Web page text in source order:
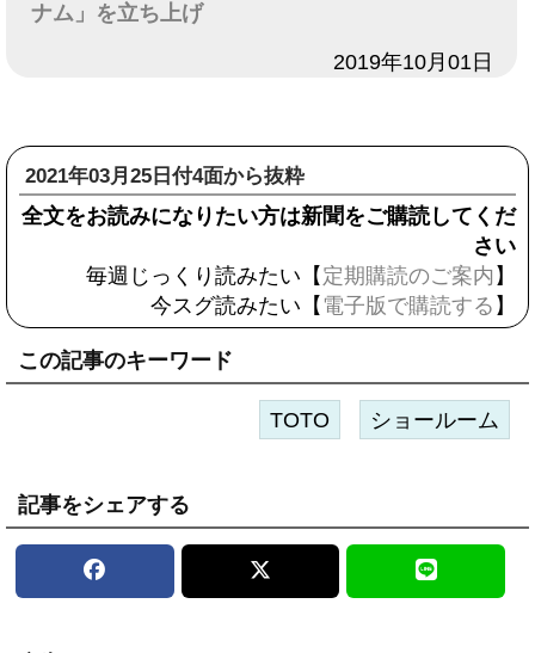
ナム」を立ち上げ
2019年10月01日
2021年03月25日付4面から抜粋
全文をお読みになりたい方は新聞をご購読してくだ
さい
毎週じっくり読みたい【 定期購読のご案内 】
今スグ読みたい【 電子版で購読する 】
この記事のキーワード
TOTO ショールーム
記事をシェアする